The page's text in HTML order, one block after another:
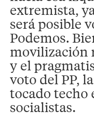
extremista,
será posible
Podemos.
movilización
y el
voto del PP,
tocado techo
socialistas.